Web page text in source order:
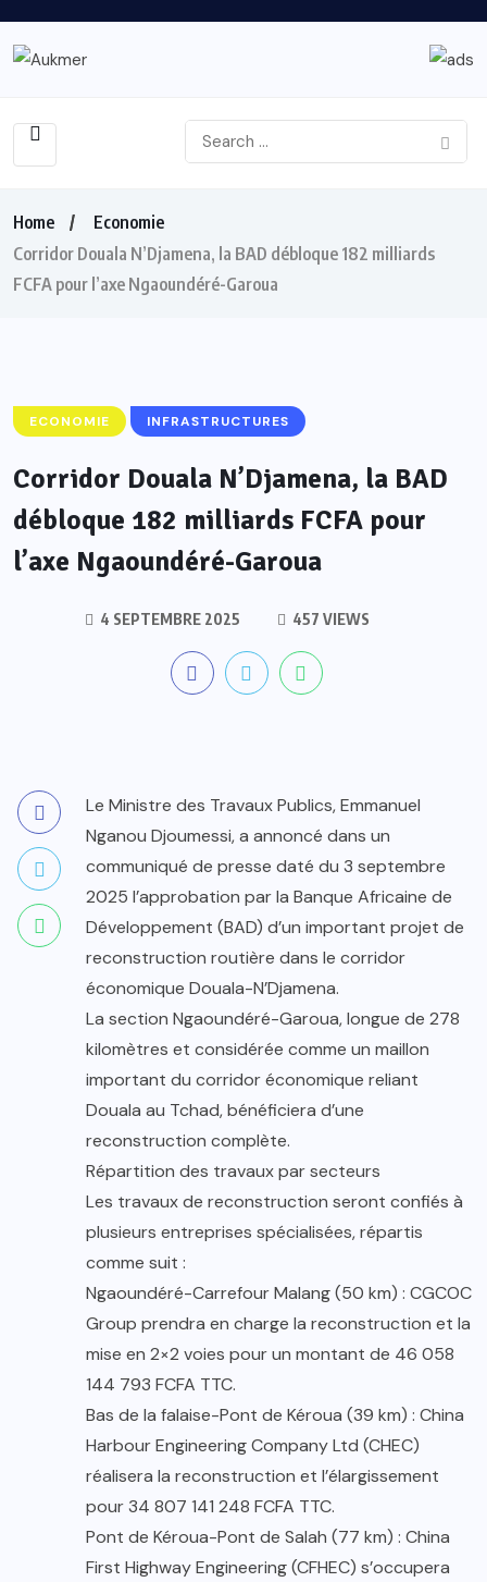
Home
Economie
Corridor Douala N’Djamena, la BAD débloque 182 milliards
FCFA pour l’axe Ngaoundéré-Garoua
ECONOMIE INFRASTRUCTURES
Corridor Douala N’Djamena, la BAD
débloque 182 milliards FCFA pour
l’axe Ngaoundéré-Garoua
4 SEPTEMBRE 2025 457 VIEWS
Le Ministre des Travaux Publics, Emmanuel
Nganou Djoumessi, a annoncé dans un
communiqué de presse daté du 3 septembre
2025 l’approbation par la Banque Africaine de
Développement (BAD) d’un important projet de
reconstruction routière dans le corridor
économique Douala-N’Djamena.
La section Ngaoundéré-Garoua, longue de 278
kilomètres et considérée comme un maillon
important du corridor économique reliant
Douala au Tchad, bénéficiera d’une
reconstruction complète.
Répartition des travaux par secteurs
Les travaux de reconstruction seront confiés à
plusieurs entreprises spécialisées, répartis
comme suit :
Ngaoundéré-Carrefour Malang (50 km) : CGCOC
Group prendra en charge la reconstruction et la
mise en 2×2 voies pour un montant de 46 058
144 793 FCFA TTC.
Bas de la falaise-Pont de Kéroua (39 km) : China
Harbour Engineering Company Ltd (CHEC)
réalisera la reconstruction et l’élargissement
pour 34 807 141 248 FCFA TTC.
Pont de Kéroua-Pont de Salah (77 km) : China
First Highway Engineering (CFHEC) s’occupera